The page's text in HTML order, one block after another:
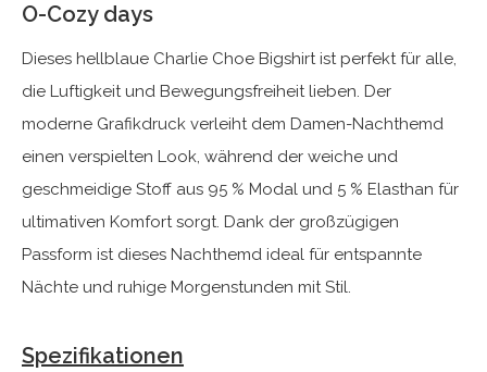
O-Cozy days
Dieses hellblaue Charlie Choe Bigshirt ist perfekt für alle,
die Luftigkeit und Bewegungsfreiheit lieben. Der
moderne Grafikdruck verleiht dem Damen-Nachthemd
einen verspielten Look, während der weiche und
geschmeidige Stoff aus 95 % Modal und 5 % Elasthan für
ultimativen Komfort sorgt. Dank der großzügigen
Passform ist dieses Nachthemd ideal für entspannte
Nächte und ruhige Morgenstunden mit Stil.
Spezifikationen